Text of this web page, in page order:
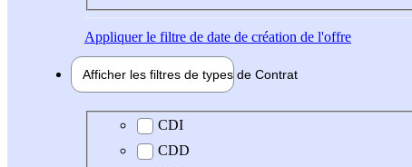
Appliquerle filtre de date de création de l'offre
Afficher les filtres de types de Contrat
Type de contrat
CDI
CDD